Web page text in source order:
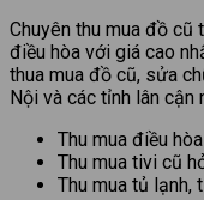
Chuyên thu mua đồ cũ
điều hòa với giá cao
thua mua đồ cũ, sửa
Nội và các tỉnh lân cận
Thu mua điều
Thu mua tivi cũ
Thu mua tủ lạnh,